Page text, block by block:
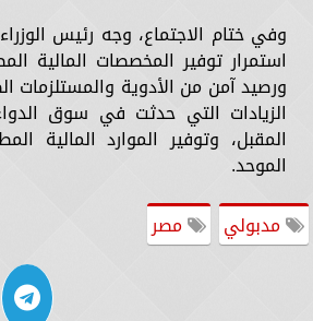
وفي ختام الاجتماع، وجه رئيس
استمرار توفير المخصصات المالية
ورصيد آمن من الأدوية والمستلزمات
الزيادات التي حدثت في سوق
المقبل، وتوفير الموارد المالية
الموحد.
مدبولي
مصر